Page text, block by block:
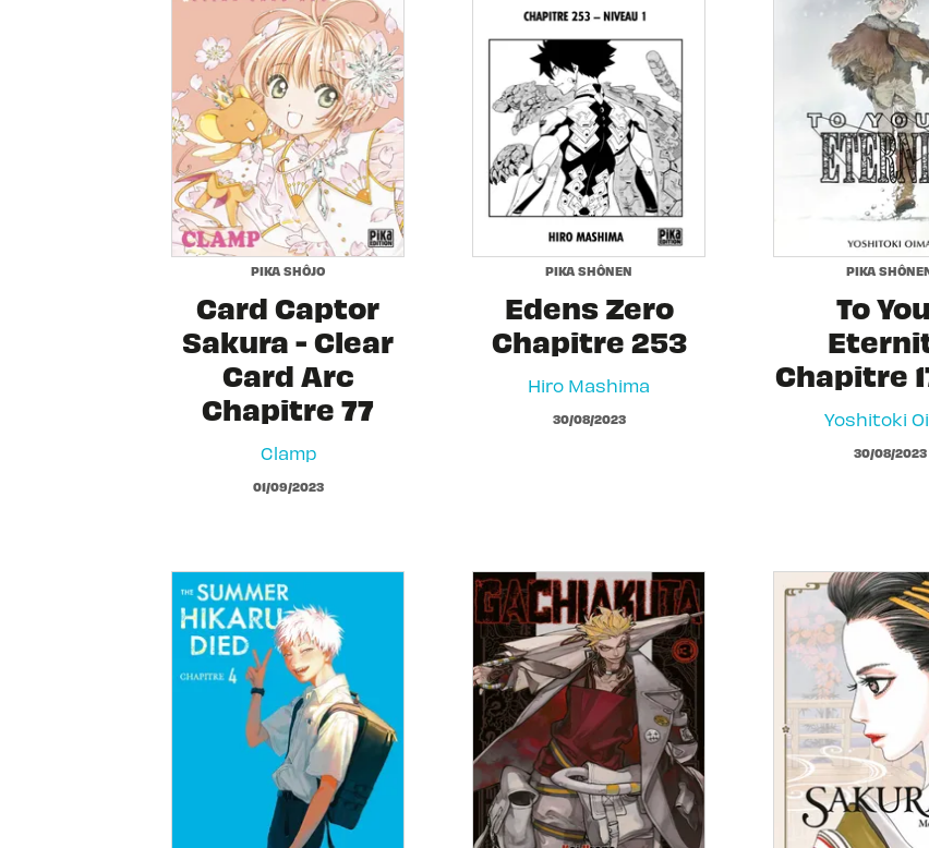
PIKA SHÔJO
Card Captor
Sakura - Clear
Card Arc
Chapitre 77
Clamp
01/09/2023
PIKA SHÔNEN
Edens Zero
Chapitre 253
Hiro Mashima
30/08/2023
PIKA
To
Chapitre
Yoshitoki
30/08/2023